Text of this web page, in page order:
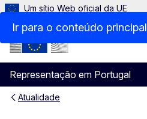
Ir para o conteúdo principal
Um sítio Web oficial da UE
Representação em Portugal
Menu
Atualidade